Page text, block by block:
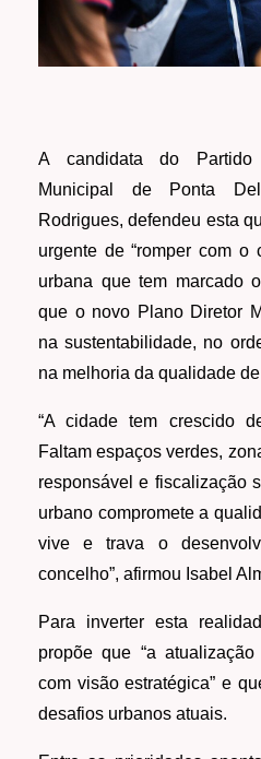
A candidata do
Municipal de Ponta
Rodrigues, defendeu esta
urgente de “romper com o
urbana que tem marcado
que o novo Plano Diretor
na sustentabilidade, no
na melhoria da qualidade
“A cidade tem crescido
Faltam espaços verdes,
responsável e fiscalização
urbano compromete a
vive e trava o
concelho”, afirmou Isabel
Para inverter esta
propõe que “a
com visão estratégica” e
desafios urbanos atuais.